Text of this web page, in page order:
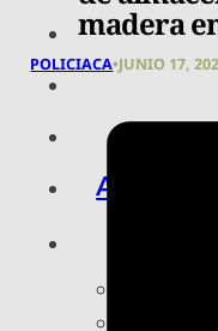
ARTE,
madera
POLICIACA•JUNIO 17,